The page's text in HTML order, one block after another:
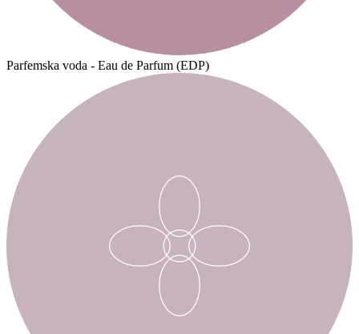
Parfemska voda - Eau de Parfum (EDP)